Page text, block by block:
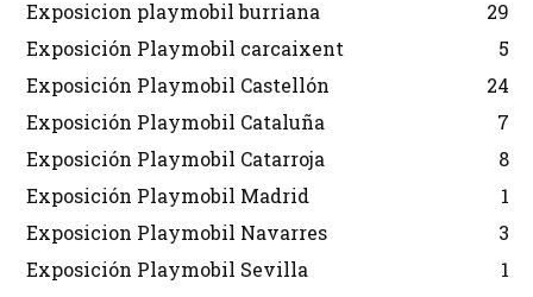
Exposicion playmobil burriana
29
Exposición Playmobil carcaixent
5
Exposición Playmobil Castellón
24
Exposición Playmobil Cataluña
7
Exposición Playmobil Catarroja
8
Exposición Playmobil Madrid
1
Exposicion Playmobil Navarres
3
Exposición Playmobil Sevilla
1